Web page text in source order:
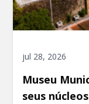
jul 28, 2026
Museu
seus